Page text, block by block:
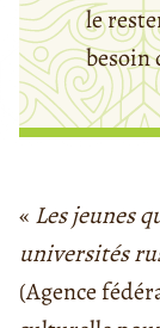
le
besoin
« Les jeunes
universités
(Agence